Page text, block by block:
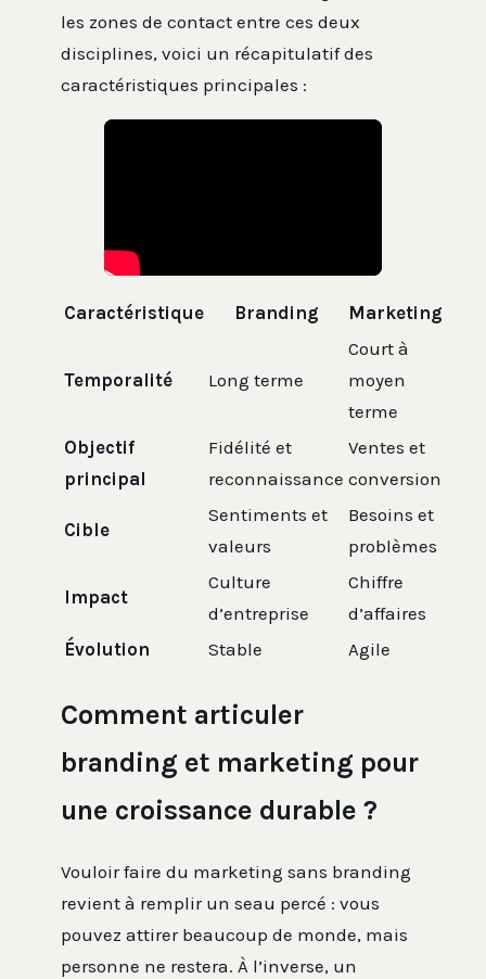
les zones de contact entre ces deux
disciplines, voici un récapitulatif des
caractéristiques principales :
Caractéristique Branding Marketing
Temporalité Long terme
Court à
moyen
terme
Objectif
principal
Fidélité et
reconnaissance
Ventes et
conversion
Cible
Sentiments et
valeurs
Besoins et
problèmes
Impact
Culture
d’entreprise
Chiffre
d’affaires
Évolution
Stable Agile
Comment articuler
branding et marketing pour
une croissance durable ?
Vouloir faire du marketing sans branding
revient à remplir un seau percé : vous
pouvez attirer beaucoup de monde, mais
personne ne restera. À l’inverse, un